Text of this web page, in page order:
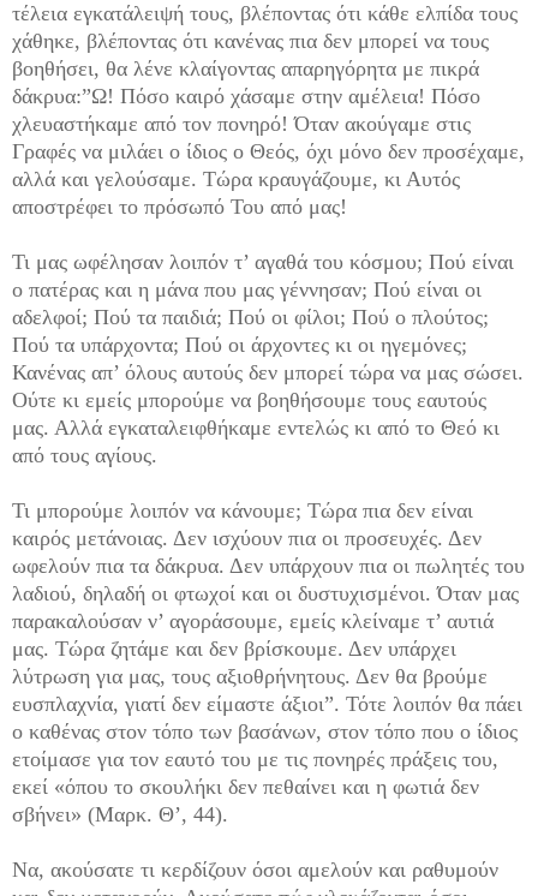
τέλεια εγκατάλειψή τους, βλέποντας ότι κάθε ελπίδα τους
χάθηκε, βλέποντας ότι κανένας πια δεν μπορεί να τους
βοηθήσει, θα λένε κλαίγοντας απαρηγόρητα με πικρά
δάκρυα:”Ω! Πόσο καιρό χάσαμε στην αμέλεια! Πόσο
χλευαστήκαμε από τον πονηρό! Όταν ακούγαμε στις
Γραφές να μιλάει ο ίδιος ο Θεός, όχι μόνο δεν προσέχαμε,
αλλά και γελούσαμε. Τώρα κραυγάζουμε, κι Αυτός
αποστρέφει το πρόσωπό Του από μας!
Τι μας ωφέλησαν λοιπόν τ’ αγαθά του κόσμου; Πού είναι
ο πατέρας και η μάνα που μας γέννησαν; Πού είναι οι
αδελφοί; Πού τα παιδιά; Πού οι φίλοι; Πού ο πλούτος;
Πού τα υπάρχοντα; Πού οι άρχοντες κι οι ηγεμόνες;
Κανένας απ’ όλους αυτούς δεν μπορεί τώρα να μας σώσει.
Ούτε κι εμείς μπορούμε να βοηθήσουμε τους εαυτούς
μας. Αλλά εγκαταλειφθήκαμε εντελώς κι από το Θεό κι
από τους αγίους.
Τι μπορούμε λοιπόν να κάνουμε; Τώρα πια δεν είναι
καιρός μετάνοιας. Δεν ισχύουν πια οι προσευχές. Δεν
ωφελούν πια τα δάκρυα. Δεν υπάρχουν πια οι πωλητές του
λαδιού, δηλαδή οι φτωχοί και οι δυστυχισμένοι. Όταν μας
παρακαλούσαν ν’ αγοράσουμε, εμείς κλείναμε τ’ αυτιά
μας. Τώρα ζητάμε και δεν βρίσκουμε. Δεν υπάρχει
λύτρωση για μας, τους αξιοθρήνητους. Δεν θα βρούμε
ευσπλαχνία, γιατί δεν είμαστε άξιοι”. Τότε λοιπόν θα πάει
ο καθένας στον τόπο των βασάνων, στον τόπο που ο ίδιος
ετοίμασε για τον εαυτό του με τις πονηρές πράξεις του,
εκεί «όπου το σκουλήκι δεν πεθαίνει και η φωτιά δεν
σβήνει» (Μαρκ. Θ’, 44).
Να, ακούσατε τι κερδίζουν όσοι αμελούν και ραθυμούν